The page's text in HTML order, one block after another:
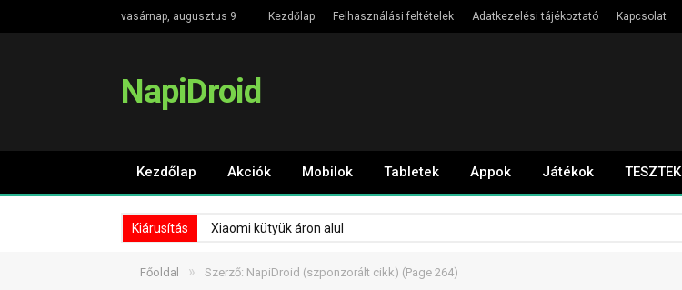
vasárnap, augusztus 9 Kezdőlap Felhasználási feltételek Adatkezelési tájékoztató Kapcsolat
NapiDroid
Kezdőlap Akciók Mobilok Tabletek Appok Játékok TESZTEK
Kiárusítás Xiaomi kütyük áron alul
Főoldal » Szerző: NapiDroid (szponzorált cikk) (Page 264)